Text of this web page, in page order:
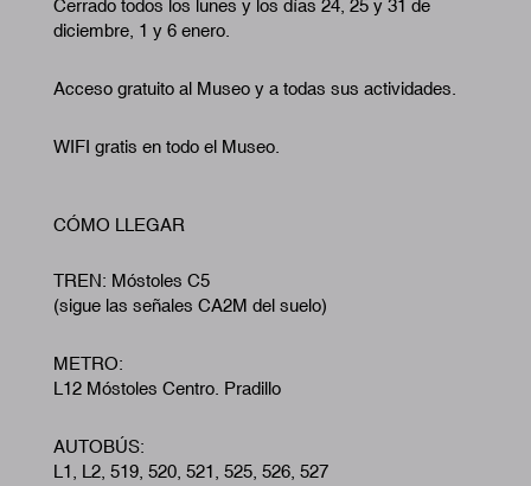
Cerrado todos los lunes y los días 24, 25 y 31 de
diciembre, 1 y 6 enero.
Acceso gratuito al Museo y a todas sus actividades.
WIFI gratis en todo el Museo.
CÓMO LLEGAR
TREN: Móstoles C5
(sigue las señales CA2M del suelo)
METRO:
L12 Móstoles Centro. Pradillo
AUTOBÚS:
L1, L2, 519, 520, 521, 525, 526, 527